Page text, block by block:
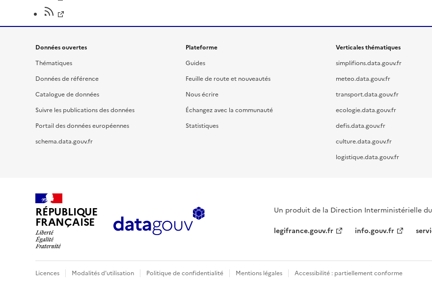
Données ouvertes
Thématiques
Données de référence
Catalogue de données
Suivre les publications des données
Portail des données européennes
schema.data.gouv.fr
Plateforme
Guides
Feuille de route et nouveautés
Nous écrire
Échangez avec la communauté
Statistiques
Verticales thématiques
simplifions.data.gouv.fr
meteo.data.gouv.fr
transport.data.gouv.fr
ecologie.data.gouv.fr
defis.data.gouv.fr
culture.data.gouv.fr
logistique.data.gouv.fr
RÉPUBLIQUE
FRANÇAISE
Un produit de la Direction Interministérielle
legifrance.gouv.fr
info.gouv.fr
Licences Modalités d'utilisation Politique de confidentialité Mentions légales Accessibilité : partiellement conforme